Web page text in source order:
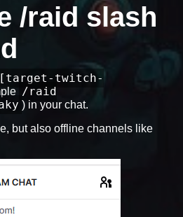
/raid slash
twitch-
/raid
) in your chat.
but also offline channels like